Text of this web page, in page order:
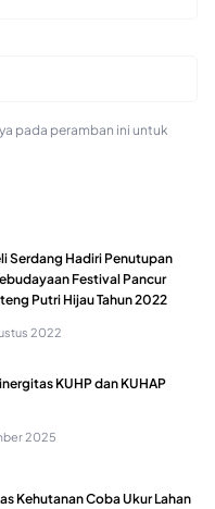
pada peramban ini untuk
Serdang Hadiri Penutupan
Festival Pancur
Putri Hijau Tahun 2022
2022
KUHP dan KUHAP
2025
Kehutanan Coba Ukur Lahan